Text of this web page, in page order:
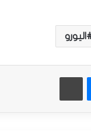
اليورو
ماسنجر طباعة